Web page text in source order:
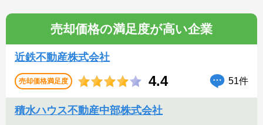
売却価格の満足度が高い企業
近鉄不動産株式会社
売却価格満足度 4.4 51件
積水ハウス不動産中部株式会社